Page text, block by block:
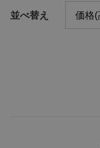
並べ替え